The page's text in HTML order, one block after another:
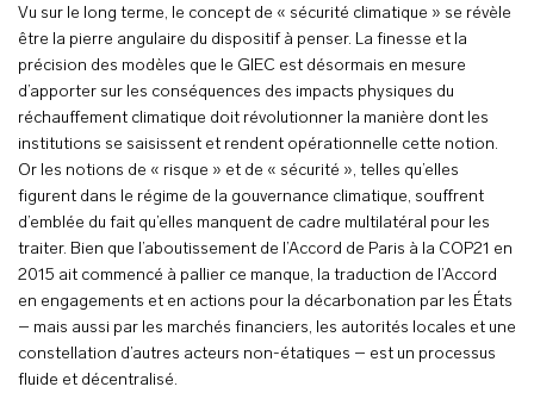
Vu sur le long terme, le concept de « sécurité climatique » se révèle
être la pierre angulaire du dispositif à penser. La finesse et la
précision des modèles que le GIEC est désormais en mesure
d’apporter sur les conséquences des impacts physiques du
réchauffement climatique doit révolutionner la manière dont les
institutions se saisissent et rendent opérationnelle cette notion.
Or les notions de « risque » et de « sécurité », telles qu’elles
figurent dans le régime de la gouvernance climatique, souffrent
d’emblée du fait qu’elles manquent de cadre multilatéral pour les
traiter. Bien que l’aboutissement de l’Accord de Paris à la COP21 en
2015 ait commencé à pallier ce manque, la traduction de l’Accord
en engagements et en actions pour la décarbonation par les États
– mais aussi par les marchés financiers, les autorités locales et une
constellation d’autres acteurs non-étatiques – est un processus
fluide et décentralisé.